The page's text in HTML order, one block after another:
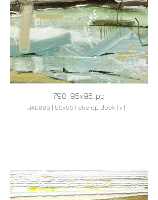
798_95x95.jpg
JAC005 | 95x95 | olie op doek | v | -